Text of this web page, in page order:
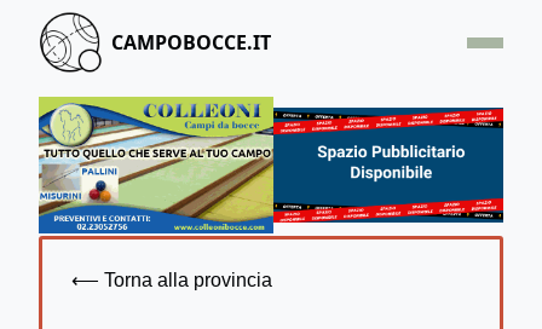
CAMPOBOCCE.IT
HOME
OFFERTA
SEGNALA UN CAMPO
⟵ Torna alla provincia